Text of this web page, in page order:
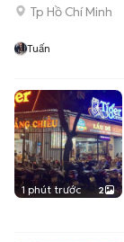
Tp Hồ Chí Minh
Tuấn
1 phút trước 2